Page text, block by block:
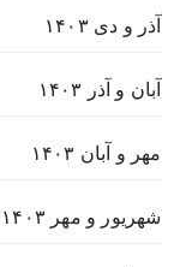
آذر و دی ۱۴۰۳
آبان و آذر ۱۴۰۳
مهر و آبان ۱۴۰۳
شهریور و مهر ۱۴۰۳